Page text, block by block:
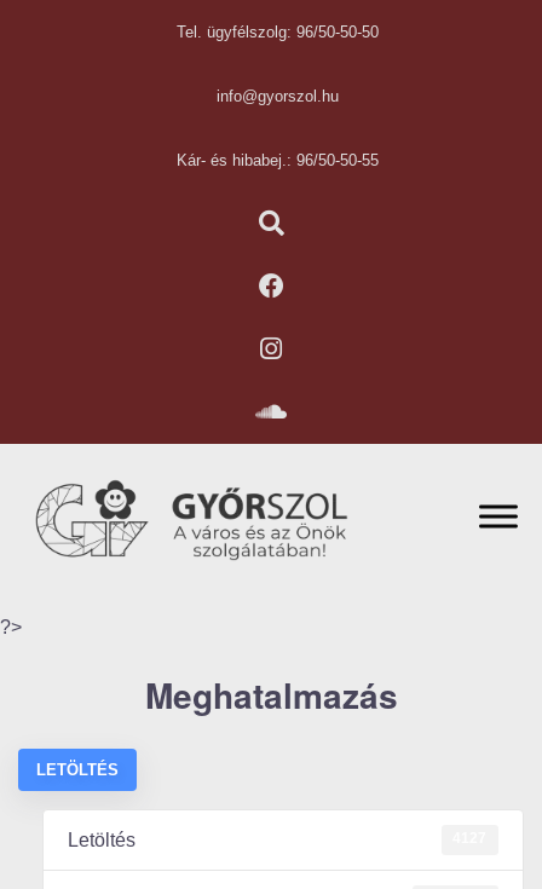
Tel. ügyfélszolg: 96/50-50-50
info@gyorszol.hu
Kár- és hibabej.: 96/50-50-55
?>
Meghatalmazás
LETÖLTÉS
Letöltés